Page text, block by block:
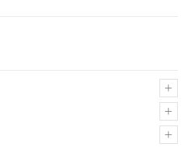
+
+
+